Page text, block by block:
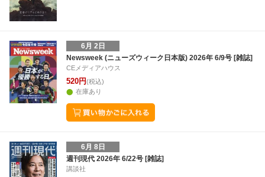
6月 2日
Newsweek (ニューズウィーク日本版) 2026年 6/9号 [雑誌]
CEメディアハウス
520円(税込)
在庫あり
6月 8日
週刊現代 2026年 6/22号 [雑誌]
講談社